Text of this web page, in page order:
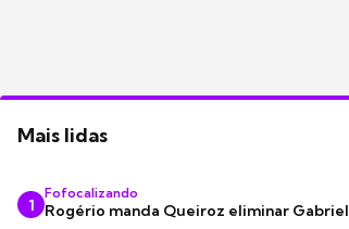
Mais lidas
1
Fofocalizando
Rogério manda Queiroz eliminar Gabriel